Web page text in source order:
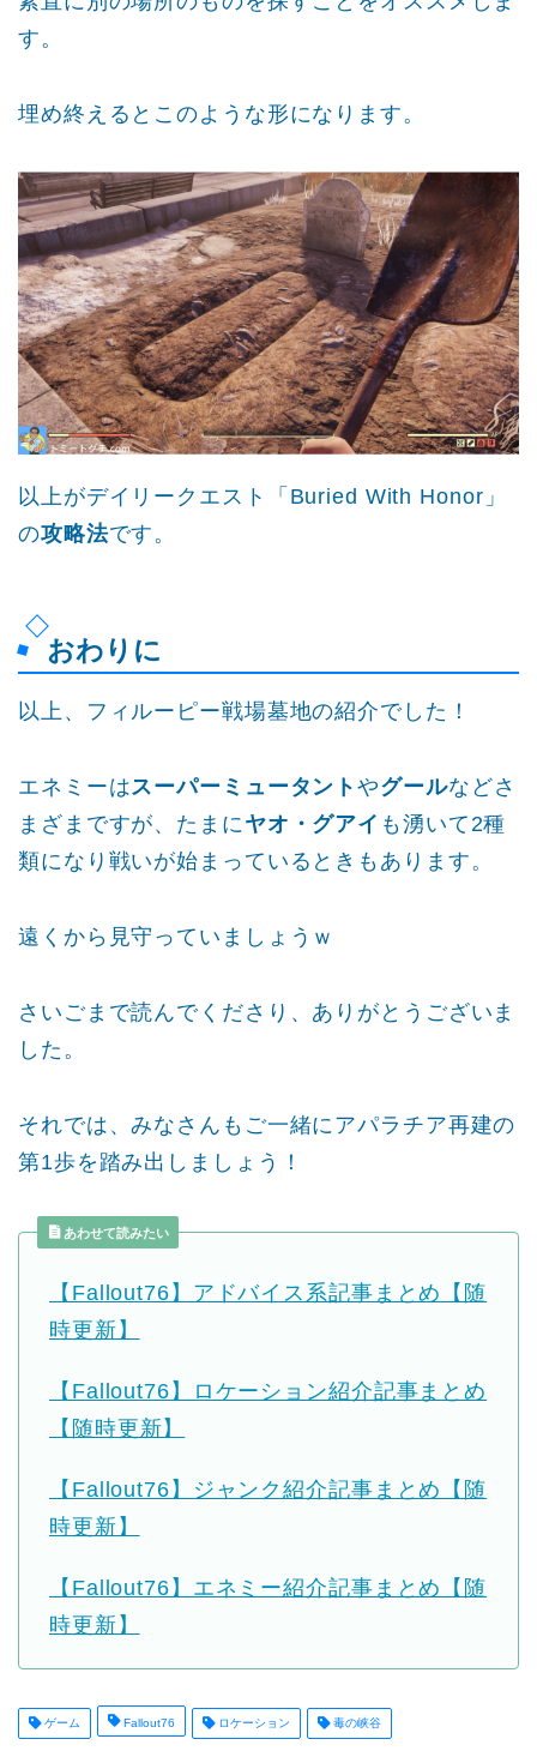
す。
埋め終えるとこのような形になります。
以上がデイリークエスト「Buried With Honor」
の攻略法です。
おわりに
以上、フィルーピー戦場墓地の紹介でした！
エネミーはスーパーミュータントやグールなどさ
まざまですが、たまにヤオ・グアイ も湧いて2種
類になり戦いが始まっているときもあります。
遠くから見守っていましょうｗ
さいごまで読んでくださり、ありがとうございま
した。
それでは、みなさんもご一緒にアパラチア再建の
第1歩を踏み出しましょう！
あわせて読みたい
【Fallout76】アドバイス系記事まとめ【随
時更新】
【Fallout76】ロケーション紹介記事まとめ
【随時更新】
【Fallout76】ジャンク紹介記事まとめ【随
時更新】
【Fallout76】エネミー紹介記事まとめ【随
時更新】
ゲーム Fallout76 ロケーション 毒の峡谷